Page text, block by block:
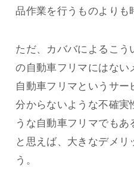
品作業を行うものよりも
ただ、カババによるこ
の自動車フリマにはない
自動車フリマというサ
分からないような不確実
うな自動車フリマでも
と思えば、大きなデメ
う。